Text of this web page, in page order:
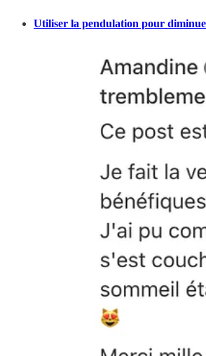
Utiliser la pendulation pour